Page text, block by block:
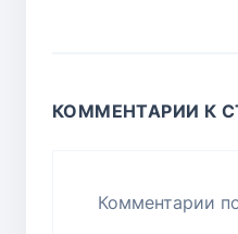
КОММЕНТАРИИ К
Комментарии